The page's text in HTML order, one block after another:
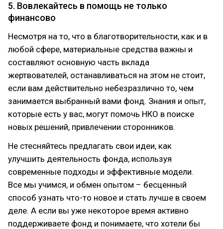
5. Вовлекайтесь в помощь не только
финансово
Несмотря на то, что в благотворительности, как и в
любой сфере, материальные средства важны и
составляют основную часть вклада
жертвователей, останавливаться на этом не стоит,
если вам действительно небезразлично то, чем
занимается выбранный вами фонд. Знания и опыт,
которые есть у вас, могут помочь НКО в поиске
новых решений, привлечении сторонников.
Не стесняйтесь предлагать свои идеи, как
улучшить деятельность фонда, используя
современные подходы и эффективные модели.
Все мы учимся, и обмен опытом – бесценный
способ узнать что-то новое и стать лучше в своем
деле. А если вы уже некоторое время активно
поддерживаете фонд и понимаете, что хотели бы